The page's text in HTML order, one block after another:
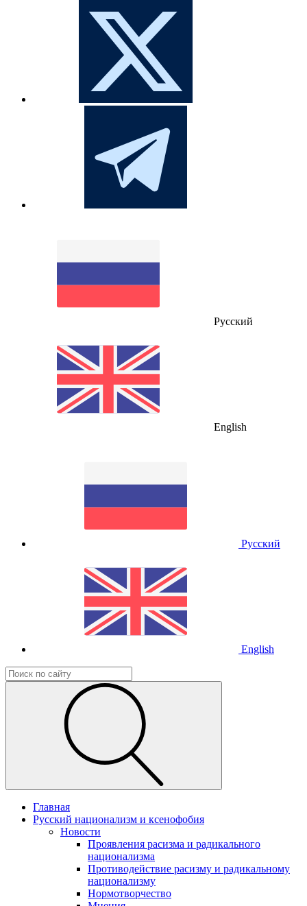
Русский
English
Русский
English
Главная
Русский национализм и ксенофобия
Новости
Проявления расизма и радикального
национализма
Противодействие расизму и радикальному
национализму
Нормотворчество